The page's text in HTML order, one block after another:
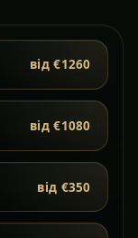
від €1260
від €1080
від €350